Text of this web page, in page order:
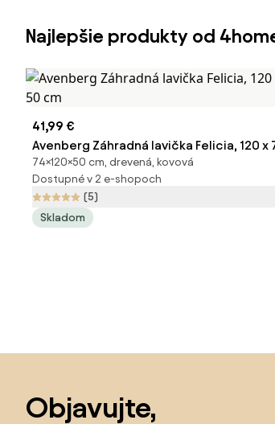
Najlepšie produkty od
41,99 €
Avenberg Záhradná lavička Felicia, 120 x
50 cm
74×120×50 cm, drevená, kovová
Dostupné v 2 e-shopoch
(5)
Skladom
Objavujte,